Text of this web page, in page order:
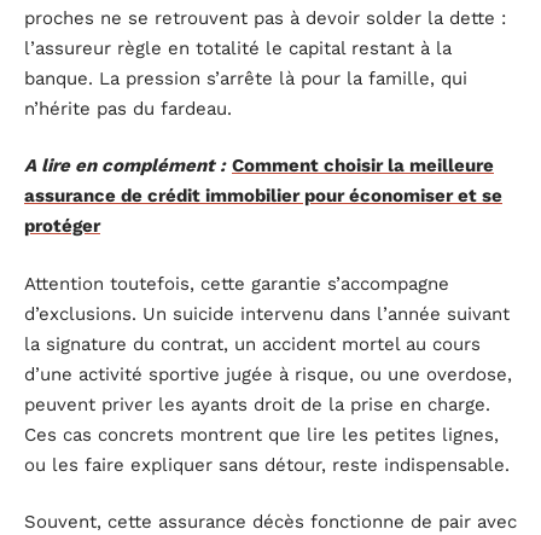
proches ne se retrouvent pas à devoir solder la dette :
l’assureur règle en totalité le capital restant à la
banque. La pression s’arrête là pour la famille, qui
n’hérite pas du fardeau.
A lire en complément : Comment choisir la meilleure
assurance de crédit immobilier pour économiser et se
protéger
Attention toutefois, cette garantie s’accompagne
d’exclusions. Un suicide intervenu dans l’année suivant
la signature du contrat, un accident mortel au cours
d’une activité sportive jugée à risque, ou une overdose,
peuvent priver les ayants droit de la prise en charge.
Ces cas concrets montrent que lire les petites lignes,
ou les faire expliquer sans détour, reste indispensable.
Souvent, cette assurance décès fonctionne de pair avec